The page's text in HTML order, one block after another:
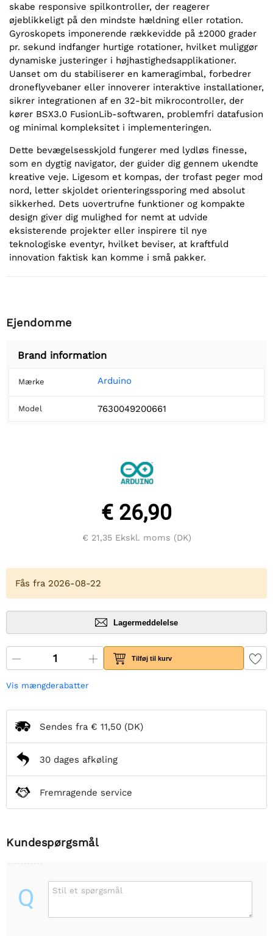
skabe responsive spilkontroller, der reagerer
øjeblikkeligt på den mindste hældning eller rotation.
Gyroskopets imponerende rækkevidde på ±2000 grader
pr. sekund indfanger hurtige rotationer, hvilket muliggør
dynamiske justeringer i højhastighedsapplikationer.
Uanset om du stabiliserer en kameragimbal, forbedrer
droneflyvebaner eller innoverer interaktive installationer,
sikrer integrationen af en 32-bit mikrocontroller, der
kører BSX3.0 FusionLib-softwaren, problemfri datafusion
og minimal kompleksitet i implementeringen.
Dette bevægelsesskjold fungerer med lydløs finesse,
som en dygtig navigator, der guider dig gennem ukendte
kreative veje. Ligesom et kompas, der trofast peger mod
nord, letter skjoldet orienteringssporing med absolut
sikkerhed. Dets uovertrufne funktioner og kompakte
design giver dig mulighed for nemt at udvide
eksisterende projekter eller inspirere til nye
teknologiske eventyr, hvilket beviser, at kraftfuld
innovation faktisk kan komme i små pakker.
Ejendomme
Brand information
Mærke Arduino
Model 7630049200661
€ 26,90
€ 21,35Ekskl. moms (DK)
Fås fra 2026-08-22
Lagermeddelelse
Tilføj til kurv
Vis mængderabatter
Sendes fra € 11,50 (DK)
30 dages afkøling
Fremragende service
Kundespørgsmål
Q Stil et spørgsmål